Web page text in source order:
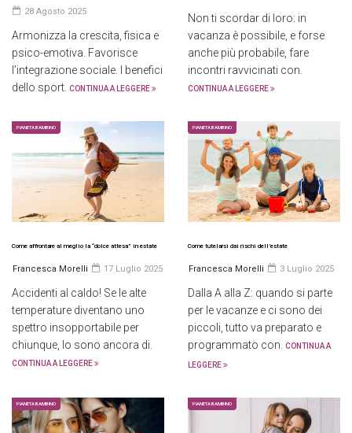
28 Agosto 2025
Armonizza la crescita, fisica e
psico-emotiva. Favorisce
l’integrazione sociale. I benefici
dello sport. CONTINUA A LEGGERE
Non ti scordar di loro: in
vacanza è possibile, e forse
anche più probabile, fare
incontri ravvicinati con.
CONTINUA A LEGGERE
PIANETA BAMBINO
Come affrontare al meglio la “dolce attesa” in estate
Francesca Morelli 17 Luglio 2025
Accidenti al caldo! Se le alte
temperature diventano uno
spettro insopportabile per
chiunque, lo sono ancora di.
CONTINUA A LEGGERE
PIANETA BAMBINO
Come tutelarsi dai rischi dell’estate
Francesca Morelli 3 Luglio 2025
Dalla A alla Z: quando si parte
per le vacanze e ci sono dei
piccoli, tutto va preparato e
programmato con.
CONTINUA A
LEGGERE
PIANETA BAMBINO PIANETA BAMBINO